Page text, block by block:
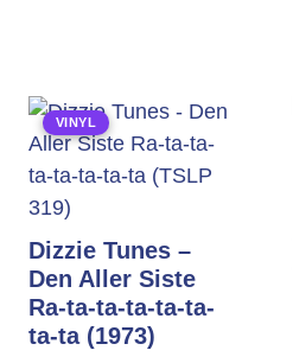
VINYL
Dizzie Tunes –
Den Aller Siste
Ra-ta-ta-ta-ta-ta-
ta-ta (1973)